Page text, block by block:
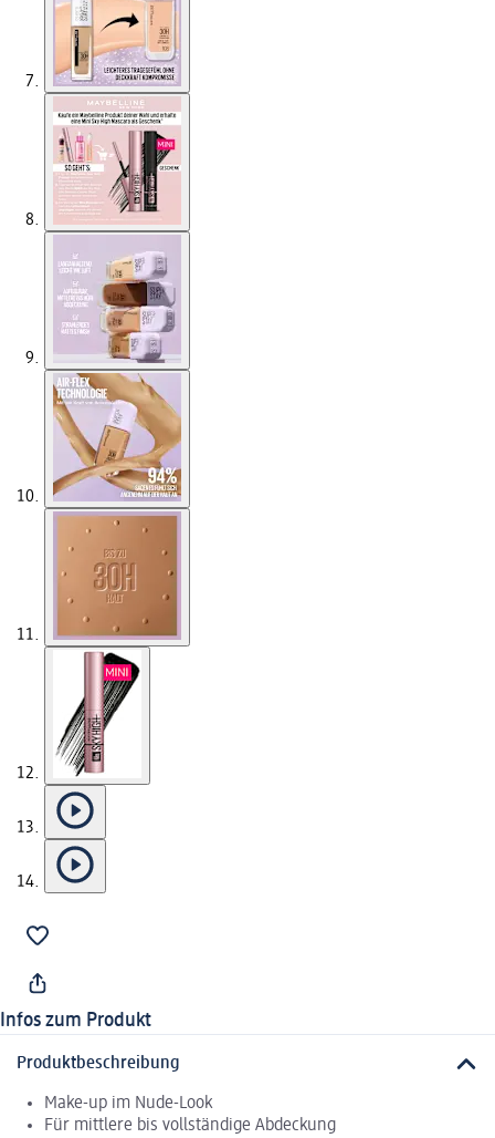
Infos zum Produkt
Produktbeschreibung
Make-up im Nude-Look
Für mittlere bis vollständige Abdeckung